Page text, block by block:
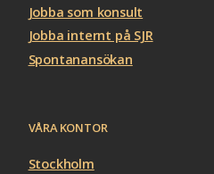
Jobba som konsult
Jobba internt på SJR
Spontanansökan
VÅRA KONTOR
Stockholm